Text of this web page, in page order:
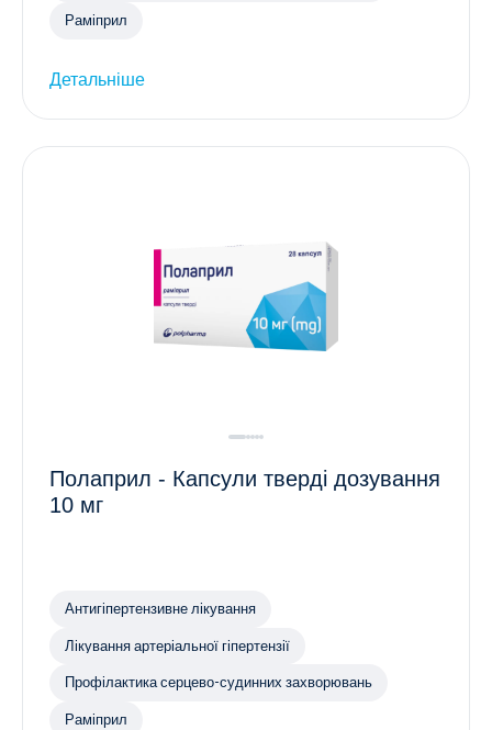
Раміприл
Детальніше
Полаприл - Капсули тверді дозування
10 мг
Антигіпертензивне лікування
Лікування артеріальної гіпертензії
Профілактика серцево-судинних захворювань
Раміприл